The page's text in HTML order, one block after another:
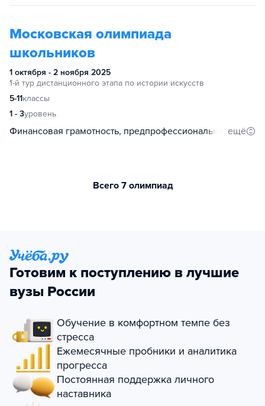
Московская олимпиада
школьников
1 октября - 2 ноября 2025
1-й тур дистанционного этапа по истории искусств
5-11классы
1 - 3уровень
Финансовая грамотность, предпрофессиональная, право, экономика, экология, робототехника, обществознание, история, изобразительное искусство, вероятность и статистика, астрономия, химия, физика, математика, лингвистика, история искусств, информатика, география, генетика
ещё
Всего 7 олимпиад
Готовим к поступлению в лучшие
вузы России
Обучение в комфортном темпе без
стресса
Ежемесячные пробники и аналитика
прогресса
Постоянная поддержка личного
наставника